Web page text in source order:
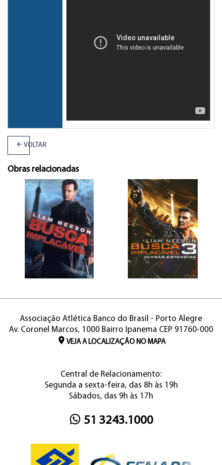
VOLTAR
Obras relacionadas
Associação Atlética Banco do Brasil - Porto Alegre
Av. Coronel Marcos, 1000 Bairro Ipanema CEP 91760-000
VEJA A LOCALIZAÇÃO NO MAPA
Central de Relacionamento:
Segunda a sexta-feira, das 8h às 19h
Sábados, das 9h às 17h
51 3243.1000